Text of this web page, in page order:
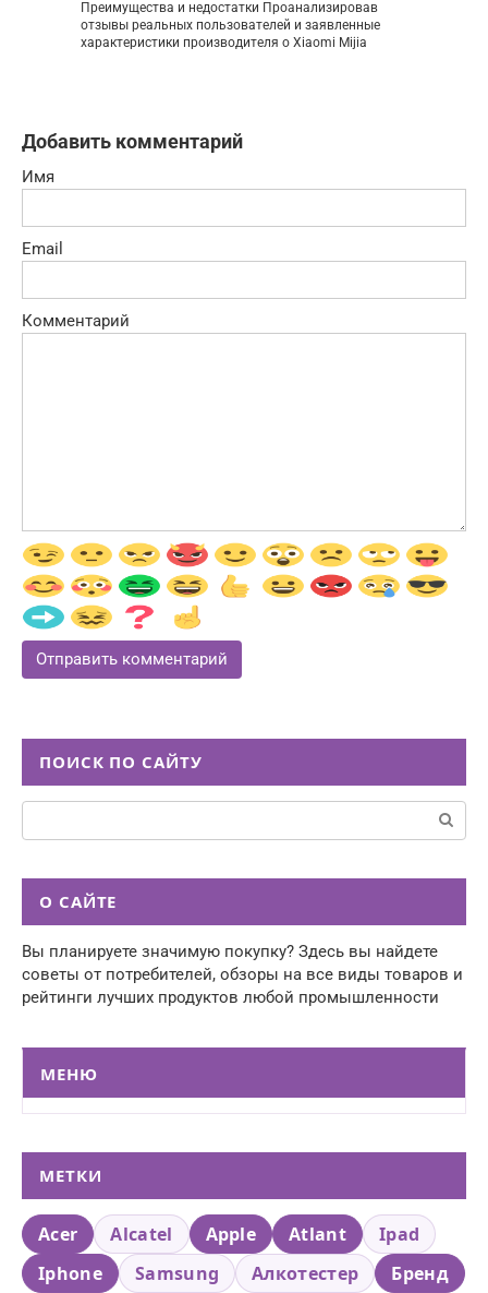
Преимущества и недостатки Проанализировав
отзывы реальных пользователей и заявленные
характеристики производителя о Xiaomi Mijia
Добавить комментарий
Имя
Email
Комментарий
ПОИСК ПО САЙТУ
Поиск:
О САЙТЕ
Вы планируете значимую покупку? Здесь вы найдете
советы от потребителей, обзоры на все виды товаров и
рейтинги лучших продуктов любой промышленности
МЕНЮ
МЕТКИ
Acer Alcatel Apple Atlant
Ipad
Iphone
Samsung Алкотестер
Бренд